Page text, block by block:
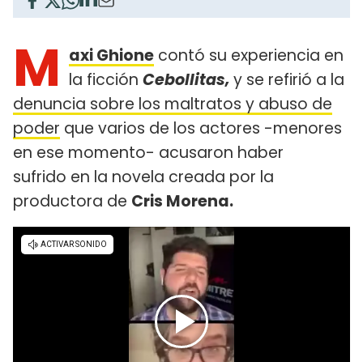
M axi Ghione contó su experiencia en
la ficción Cebollitas,y se refirió a la
denuncia sobre los maltratos y abuso de
poder que varios de los actores -menores
en ese momento- acusaron haber
sufrido en la novela creada por la
productora de Cris Morena.